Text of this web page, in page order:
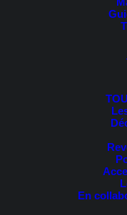
En